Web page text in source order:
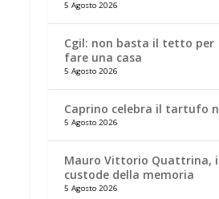
5 Agosto 2026
Cgil: non basta il tetto per
fare una casa
5 Agosto 2026
Caprino celebra il tartufo
5 Agosto 2026
Mauro Vittorio Quattrina,
custode della memoria
5 Agosto 2026